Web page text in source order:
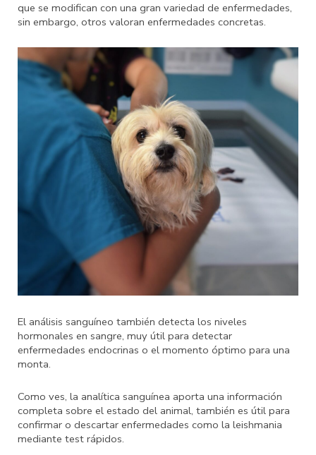
que se modifican con una gran variedad de enfermedades,
sin embargo, otros valoran enfermedades concretas.
El análisis sanguíneo también detecta los niveles
hormonales en sangre, muy útil para detectar
enfermedades endocrinas o el momento óptimo para una
monta.
Como ves, la analítica sanguínea aporta una información
completa sobre el estado del animal, también es útil para
confirmar o descartar enfermedades como la leishmania
mediante test rápidos.